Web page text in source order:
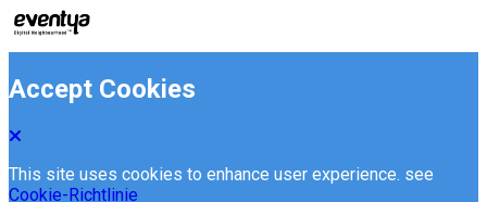
Accept Cookies
This site uses cookies to enhance user experience. see
Cookie-Richtlinie